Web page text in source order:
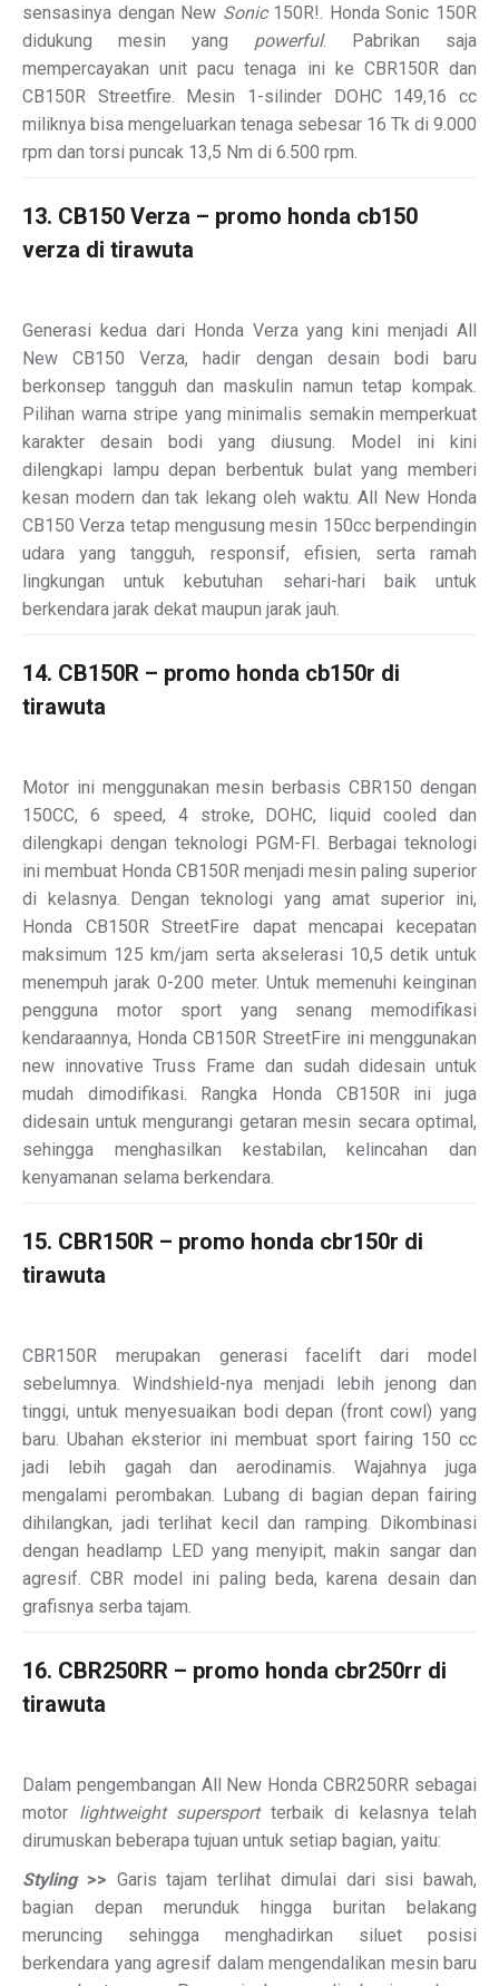
sensasinya dengan New Sonic150R!
. Honda Sonic 150R
didukung mesin yang powerful. Pabrikan saja
mempercayakan unit pacu tenaga ini ke CBR150R dan
CB150R Streetfire. Mesin 1-silinder DOHC 149,16 cc
miliknya bisa mengeluarkan tenaga sebesar 16 Tk di 9.000
rpm dan torsi puncak 13,5 Nm di 6.500 rpm.
13. CB150 Verza – promo honda cb150
verza di tirawuta
Generasi kedua dari Honda Verza yang kini menjadi All
New CB150 Verza, hadir dengan desain bodi baru
berkonsep tangguh dan maskulin namun tetap kompak.
Pilihan warna stripe yang minimalis semakin memperkuat
karakter desain bodi yang diusung. Model ini kini
dilengkapi lampu depan berbentuk bulat yang memberi
kesan modern dan tak lekang oleh waktu. All New Honda
CB150 Verza tetap mengusung mesin 150cc berpendingin
udara yang tangguh, responsif, efisien, serta ramah
lingkungan untuk kebutuhan sehari-hari baik untuk
berkendara jarak dekat maupun jarak jauh.
14. CB150R – promo honda cb150r di
tirawuta
Motor ini menggunakan mesin berbasis CBR150 dengan
150CC, 6 speed, 4 stroke, DOHC, liquid cooled dan
dilengkapi dengan teknologi PGM-FI. Berbagai teknologi
ini membuat Honda CB150R menjadi mesin paling superior
di kelasnya. Dengan teknologi yang amat superior ini,
Honda CB150R StreetFire dapat mencapai kecepatan
maksimum 125 km/jam serta akselerasi 10,5 detik untuk
menempuh jarak 0-200 meter. Untuk memenuhi keinginan
pengguna motor sport yang senang memodifikasi
kendaraannya, Honda CB150R StreetFire ini menggunakan
new innovative Truss Frame dan sudah didesain untuk
mudah dimodifikasi. Rangka Honda CB150R ini juga
didesain untuk mengurangi getaran mesin secara optimal,
sehingga menghasilkan kestabilan, kelincahan dan
kenyamanan selama berkendara.
15. CBR150R – promo honda cbr150r di
tirawuta
CBR150R merupakan generasi facelift dari model
sebelumnya. Windshield-nya menjadi lebih jenong dan
tinggi, untuk menyesuaikan bodi depan (front cowl) yang
baru. Ubahan eksterior ini membuat sport fairing 150 cc
jadi lebih gagah dan aerodinamis. Wajahnya juga
mengalami perombakan. Lubang di bagian depan fairing
dihilangkan, jadi terlihat kecil dan ramping. Dikombinasi
dengan headlamp LED yang menyipit, makin sangar dan
agresif. CBR model ini paling beda, karena desain dan
grafisnya serba tajam.
16. CBR250RR – promo honda cbr250rr di
tirawuta
Dalam pengembangan All New Honda CBR250RR sebagai
motor lightweight supersportterbaik di kelasnya telah
dirumuskan beberapa tujuan untuk setiap bagian, yaitu:
Styling>> Garis tajam terlihat dimulai dari sisi bawah,
bagian depan merunduk hingga buritan belakang
meruncing sehingga menghadirkan siluet posisi
berkendara yang agresif dalam mengendalikan mesin baru